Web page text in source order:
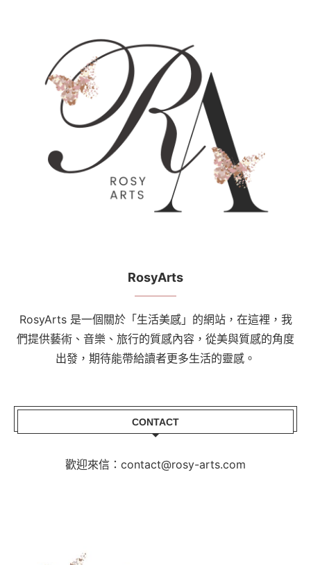
RosyArts
RosyArts 是一個關於「生活美感」的網站，在這裡，我
們提供藝術、音樂、旅行的質感內容，從美與質感的角度
出發，期待能帶給讀者更多生活的靈感。
CONTACT
歡迎來信：contact@rosy-arts.com